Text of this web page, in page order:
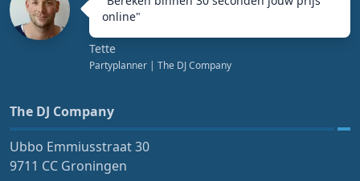
online"
Tette
Partyplanner | The DJ Company
The DJ Company
Ubbo Emmiusstraat 30
9711 CC Groningen